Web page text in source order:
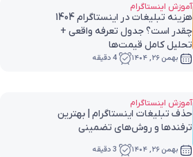
آموزش اینستاگرام
هزینه تبلیغات در اینستاگرام 1404
چقدر است؟ جدول تعرفه واقعی +
تحلیل کامل قیمت‌ها
بهمن ۲۶, ۱۴۰۴ 4 دقیقه
آموزش اینستاگرام
حذف تبلیغات اینستاگرام | بهترین
ترفندها و روش‌های تضمینی
بهمن ۲۶, ۱۴۰۴ 3 دقیقه